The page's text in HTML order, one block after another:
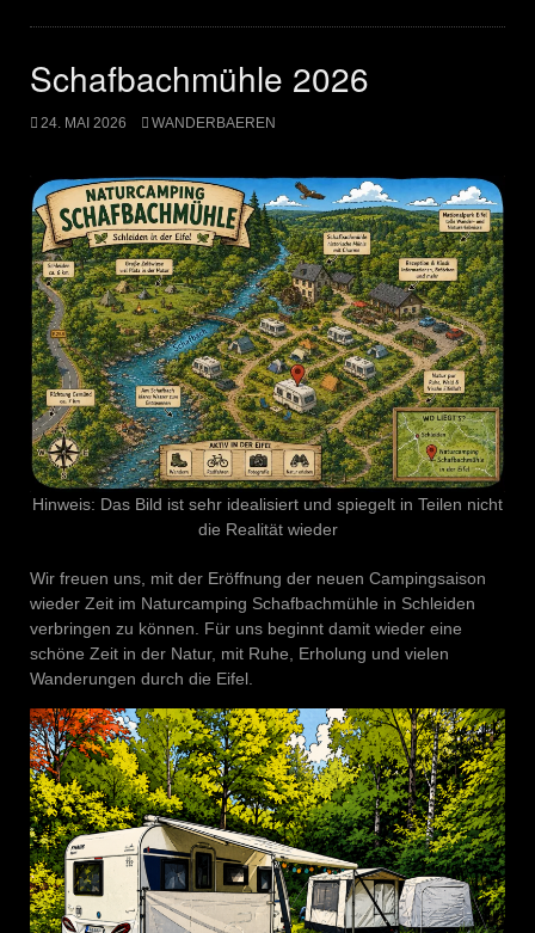
Schafbachmühle 2026
24. MAI 2026 WANDERBAEREN
Hinweis: Das Bild ist sehr idealisiert und spiegelt in Teilen nicht
die Realität wieder
Wir freuen uns, mit der Eröffnung der neuen Campingsaison
wieder Zeit im Naturcamping Schafbachmühle in Schleiden
verbringen zu können. Für uns beginnt damit wieder eine
schöne Zeit in der Natur, mit Ruhe, Erholung und vielen
Wanderungen durch die Eifel.